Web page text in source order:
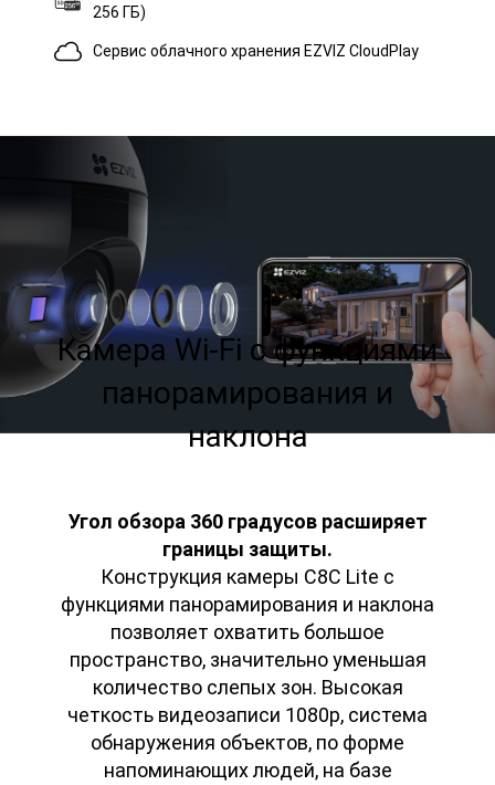
256 ГБ)
Сервис облачного хранения EZVIZ CloudPlay
Камера Wi-Fi с функциями
панорамирования и
наклона
Угол обзора 360 градусов расширяет
границы защиты.
Конструкция камеры C8C Lite с
функциями панорамирования и наклона
позволяет охватить большое
пространство, значительно уменьшая
количество слепых зон. Высокая
четкость видеозаписи 1080p, система
обнаружения объектов, по форме
напоминающих людей, на базе